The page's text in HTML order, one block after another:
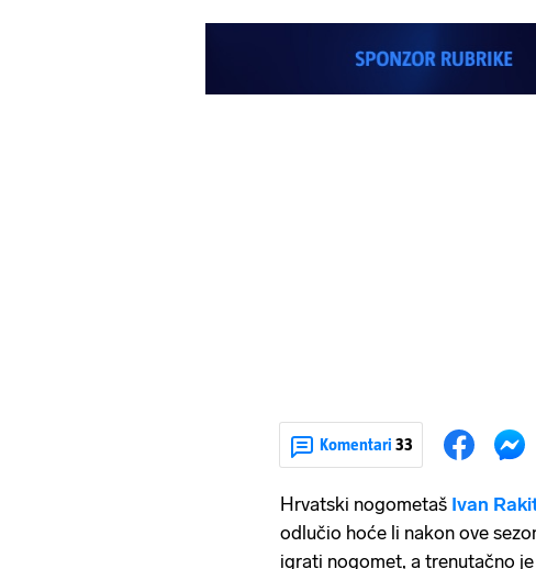
Komentari 33
Hrvatski nogometaš Ivan
odlučio hoće li nakon ove
igrati nogomet, a trenutačno